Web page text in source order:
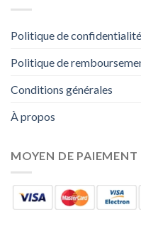
Politique de confidentialité
Politique de
Conditions générales
À propos
MOYEN DE PAIEMENT